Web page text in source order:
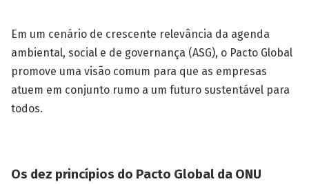
Em um cenário de crescente relevância da agenda
ambiental, social e de governança (ASG), o Pacto Global
promove uma visão comum para que as empresas
atuem em conjunto rumo a um futuro sustentável para
todos.
Os dez princípios do Pacto Global da ONU